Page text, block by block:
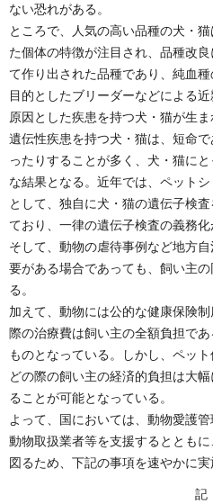
ない恐れがある。
ところで、人気の高い品種の犬・
た個体の特徴が注目され、品種改
て作り出された品種であり、純血
目的としたブリーダーなどによる
原因とした疾患を持つ犬・猫が生ま
遺伝性疾患を持つ犬・猫は、短命
ったりすることが多く、犬・猫に
な結果となる。近年では、ペット
として、独自に犬・猫の遺伝子検
ており、一律の遺伝子検査の義務化
そして、動物の虐待事例など地方
要がある場合であっても、飼い主
る。
加えて、動物には公的な健康保険
際の治療費は飼い主の全額負担で
ものとなっている。しかし、ペッ
どの際の飼い主の経済的負担は大
ることが可能となっている。
よって、国においては、動物愛護
動物取扱業者等を支援するととも
図るため、下記の事項を速やかに実
記